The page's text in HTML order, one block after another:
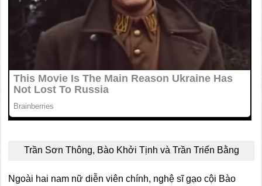
Trần Sơn Thông, Bào Khởi Tịnh và Trần Triển Bằng
Ngoài hai nam nữ diễn viên chính, nghệ sĩ gạo cội Bào